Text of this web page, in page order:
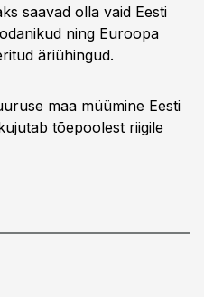
saavad olla vaid Eesti
ning Euroopa
äriühingud.
maa müümine Eesti
tõepoolest riigile